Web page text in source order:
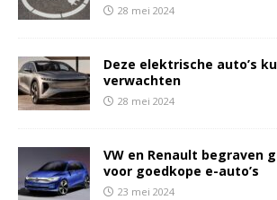
28 mei 2024
Deze elektrische auto’s
verwachten
28 mei 2024
VW en Renault begraven
voor goedkope e-auto’s
23 mei 2024